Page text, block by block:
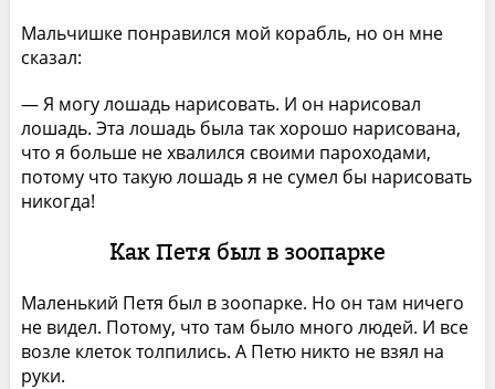
Мальчишке понравился мой корабль, но он мне
сказал:
— Я могу лошадь нарисовать. И он нарисовал
лошадь. Эта лошадь была так хорошо нарисована,
что я больше не хвалился своими пароходами,
потому что такую лошадь я не сумел бы нарисовать
никогда!
Как Петя был в зоопарке
Маленький Петя был в зоопарке. Но он там ничего
не видел. Потому, что там было много людей. И все
возле клеток толпились. А Петю никто не взял на
руки.